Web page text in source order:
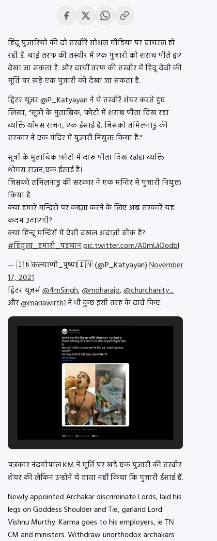
हिंदू पुजारियों की दो तस्वीरें सोशल मीडिया पर वायरल हो
रही हैं. बाईं तरफ की तस्वीर में एक पुजारी को शराब पीते हुए
देखा जा सकता है. और दायीं तरफ की तस्वीर में हिंदू देवी की
मूर्ति पर खड़े एक पुजारी को देखा जा सकता है.
ट्विटर यूज़र @P_Katyayan ने ये तस्वीरें शेयर करते हुए
लिखा, “सूत्रों के मुताबिक, फ़ोटो में शराब पीता दिख रहा
व्यक्ति थॉमस राजन, एक ईसाई है. जिसको तमिलनाडु की
सरकार ने एक मंदिर में पुजारी नियुक्त किया है.”
सूत्रों के मुताबिक फ़ोटो में दारू पीता दिख रalहा व्यक्ति
थोमस राजन,एक ईसाई है।
जिसको तमिलनाडु की सरकार ने एक मन्दिर में पुजारी नियुक्त
किया है
क्या हमारे मन्दिरों पर कब्ज़ा करने के लिए अब सरकारें यह
कदम उठाएगी?
क्या हिन्दू मन्दिरों में ऐसी दखल अंदाज़ी ठीक है?
#हिंदुत्व_हमारी_पहचानpic.twitter.com/A0mUiOodbl
— 🇮🇳कल्याणी_पुष्पा🇮🇳 (@P_Katyayan)November
17, 2021
ट्विटर यूज़र्स@4mSingh,@moharajo,@churchanity_
और@mariawirth1ने भी कुछ इसी तरह के दावे किए.
पत्रकार नंदगोपाल KM ने मूर्ति पर खड़े एक पुजारी की तस्वीर
शेयर की लेकिन उन्होंने ये दावा नहीं किया कि पुजारी ईसाई हैं.
Newly appointed Archakar discriminate Lords, laid his
legs on Goddess Shoulder and Tie, garland Lord
Vishnu Murthy. Karma goes to his employers, ie TN
CM and ministers. Withdraw unorthodox archakars